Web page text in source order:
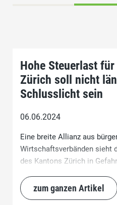
Hohe Steuerlast
Zürich soll nicht
Schlusslicht sein
06.06.2024
Eine breite Allianz aus
Wirtschaftsverbänden sieht
des Kantons Zürich in
geplante Einführung der
eine massvolle Entlastung
zum ganzen Artikel